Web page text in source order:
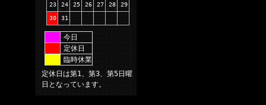
23 24 25 26 27 28 29
30 31
今日
定休日
臨時休業
定休日は第1、第3、第5日曜
日となっています。